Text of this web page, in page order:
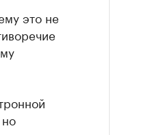
это не